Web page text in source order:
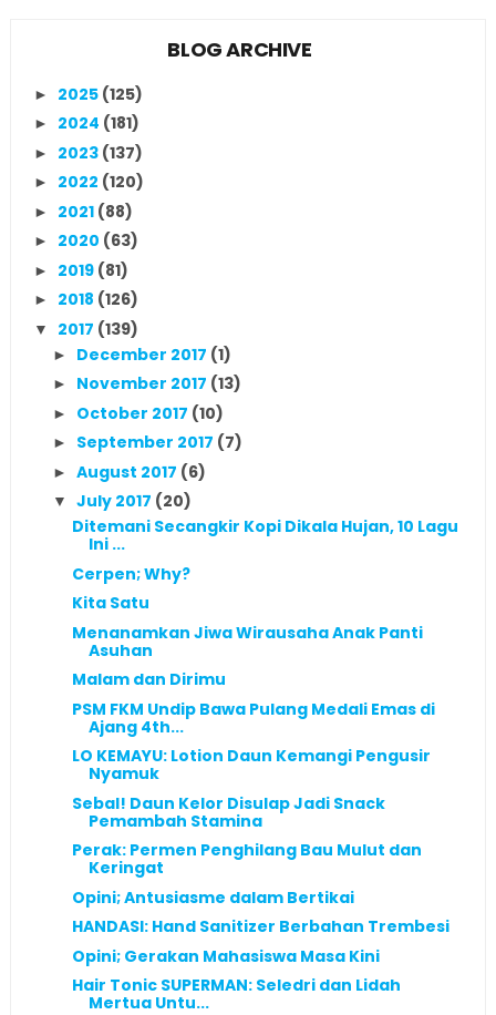
BLOG ARCHIVE
► 2025 (125)
► 2024 (181)
► 2023 (137)
► 2022 (120)
► 2021 (88)
► 2020 (63)
► 2019 (81)
► 2018 (126)
▼ 2017 (139)
► December 2017 (1)
► November 2017 (13)
► October 2017 (10)
► September 2017 (7)
► August 2017 (6)
▼ July 2017 (20)
Ditemani Secangkir Kopi Dikala Hujan, 10 Lagu
Ini ...
Cerpen; Why?
Kita Satu
Menanamkan Jiwa Wirausaha Anak Panti
Asuhan
Malam dan Dirimu
PSM FKM Undip Bawa Pulang Medali Emas di
Ajang 4th...
LO KEMAYU: Lotion Daun Kemangi Pengusir
Nyamuk
Sebal! Daun Kelor Disulap Jadi Snack
Pemambah Stamina
Perak: Permen Penghilang Bau Mulut dan
Keringat
Opini; Antusiasme dalam Bertikai
HANDASI: Hand Sanitizer Berbahan Trembesi
Opini; Gerakan Mahasiswa Masa Kini
Hair Tonic SUPERMAN: Seledri dan Lidah
Mertua Untu...